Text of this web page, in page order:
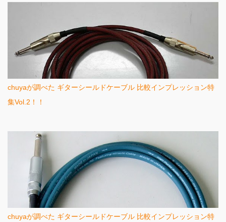
chuyaが調べた ギターシールドケーブル 比較インプレッション特
集Vol.2！！
chuyaが調べた ギターシールドケーブル 比較インプレッション特